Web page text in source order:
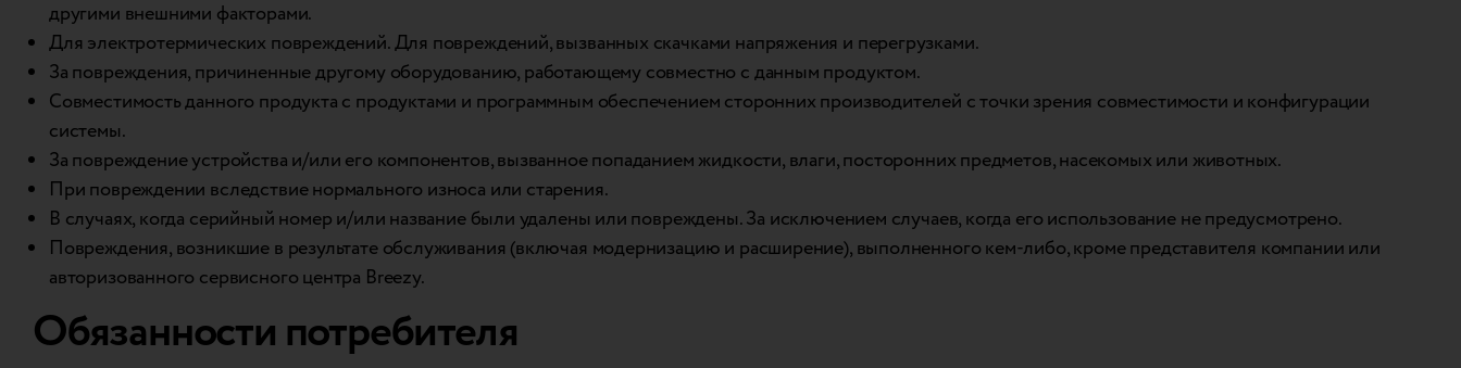
другими внешними факторами.
Для электротермических повреждений. Для повреждений, вызванных скачками напряжения и перегрузками.
За повреждения, причиненные другому оборудованию, работающему совместно с данным продуктом.
Совместимость данного продукта с продуктами и программным обеспечением сторонних производителей с точки зрения совместимости и конфигурации
системы.
За повреждение устройства и/или его компонентов, вызванное попаданием жидкости, влаги, посторонних предметов, насекомых или животных.
При повреждении вследствие нормального износа или старения.
В случаях, когда серийный номер и/или название были удалены или повреждены. За исключением случаев, когда его использование не предусмотрено.
Повреждения, возникшие в результате обслуживания (включая модернизацию и расширение), выполненного кем-либо, кроме представителя компании или
авторизованного сервисного центра Breezy.
Обязанности потребителя